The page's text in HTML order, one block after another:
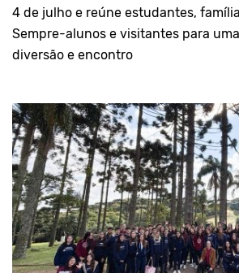
4 de julho e reúne estudantes,
Sempre-alunos e visitantes para
diversão e encontro